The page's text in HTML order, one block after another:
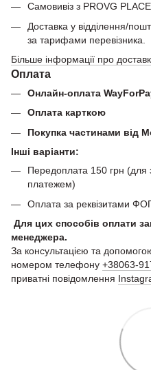
Самовивіз з PROVG
Доставка у відділення/
за тарифами перевізника.
Більше інформації про
Оплата
Онлайн-оплата
Оплата карткою
Покупка частинами від
Інші варіанти:
Передоплата 150 грн
платежем)
Оплата за реквізитами
Для цих способів оплати
менеджера.
За консультацією та
номером телефону +38063-
приватні повідомлення